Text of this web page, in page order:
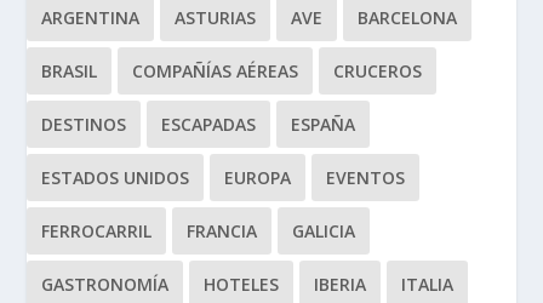
ARGENTINA ASTURIAS AVE BARCELONA
BRASIL COMPAÑÍAS AÉREAS CRUCEROS
DESTINOS ESCAPADAS ESPAÑA
ESTADOS UNIDOS EUROPA EVENTOS
FERROCARRIL FRANCIA GALICIA
GASTRONOMÍA HOTELES IBERIA ITALIA